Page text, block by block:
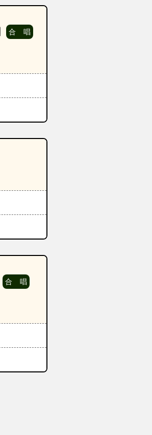
合 唱
合 唱